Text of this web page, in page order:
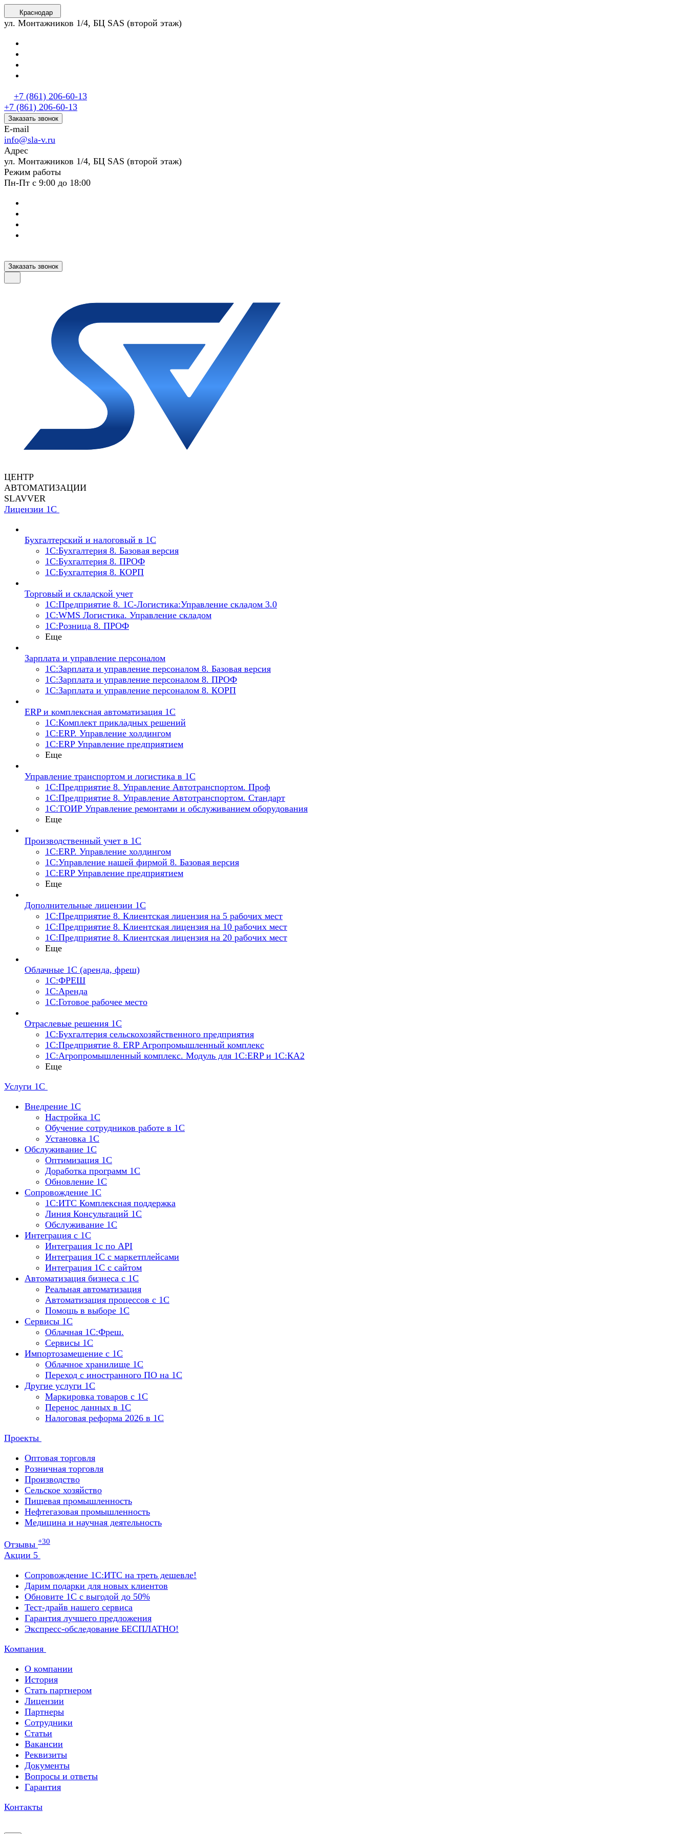
Краснодар
ул. Монтажников 1/4, БЦ SAS (второй этаж)
+7 (861) 206-60-13
+7 (861) 206-60-13
Заказать звонок
E-mail
info@sla-v.ru
Адрес
ул. Монтажников 1/4, БЦ SAS (второй этаж)
Режим работы
Пн-Пт с 9:00 до 18:00
Заказать звонок
ЦЕНТР
АВТОМАТИЗАЦИИ
SLAVVER
Лицензии 1С
Бухгалтерский и налоговый в 1С
1C:Бухгалтерия 8. Базовая версия
1C:Бухгалтерия 8. ПРОФ
1C:Бухгалтерия 8. КОРП
Торговый и складской учет
1С:Предприятие 8. 1С-Логистика:Управление складом 3.0
1С:WMS Логистика. Управление складом
1С:Розница 8. ПРОФ
Еще
Зарплата и управление персоналом
1С:Зарплата и управление персоналом 8. Базовая версия
1С:Зарплата и управление персоналом 8. ПРОФ
1С:Зарплата и управление персоналом 8. КОРП
ERP и комплексная автоматизация 1С
1С:Комплект прикладных решений
1С:ERP. Управление холдингом
1С:ERP Управление предприятием
Еще
Управление транспортом и логистика в 1С
1С:Предприятие 8. Управление Автотранспортом. Проф
1С:Предприятие 8. Управление Автотранспортом. Стандарт
1С:ТОИР Управление ремонтами и обслуживанием оборудования
Еще
Производственный учет в 1С
1С:ERP. Управление холдингом
1С:Управление нашей фирмой 8. Базовая версия
1С:ERP Управление предприятием
Еще
Дополнительные лицензии 1С
1С:Предприятие 8. Клиентская лицензия на 5 рабочих мест
1С:Предприятие 8. Клиентская лицензия на 10 рабочих мест
1С:Предприятие 8. Клиентская лицензия на 20 рабочих мест
Еще
Облачные 1С (аренда, фреш)
1С:ФРЕШ
1С:Аренда
1С:Готовое рабочее место
Отраслевые решения 1С
1С:Бухгалтерия сельскохозяйственного предприятия
1С:Предприятие 8. ERP Агропромышленный комплекс
1С:Агропромышленный комплекс. Модуль для 1С:ERP и 1С:КА2
Еще
Услуги 1С
Внедрение 1С
Настройка 1C
Обучение сотрудников работе в 1С
Установка 1C
Обслуживание 1С
Оптимизация 1С
Доработка программ 1С
Обновление 1С
Сопровождение 1С
1C:ИТС Комплексная поддержка
Линия Консультаций 1С
Обслуживание 1С
Интеграция с 1С
Интеграция 1с по API
Интеграция 1С с маркетплейсами
Интеграция 1С с сайтом
Автоматизация бизнеса с 1С
Реальная автоматизация
Автоматизация процессов с 1С
Помощь в выборе 1С
Сервисы 1С
Облачная 1С:Фреш.
Сервисы 1С
Импортозамещение с 1С
Облачное хранилище 1С
Переход с иностранного ПО на 1С
Другие услуги 1С
Маркировка товаров с 1С
Перенос данных в 1С
Налоговая реформа 2026 в 1С
Проекты
Оптовая торговля
Розничная торговля
Производство
Сельское хозяйство
Пищевая промышленность
Нефтегазовая промышленность
Медицина и научная деятельность
Отзывы +30
Акции 5
Сопровождение 1С:ИТС на треть дешевле!
Дарим подарки для новых клиентов
Обновите 1С с выгодой до 50%
Тест-драйв нашего сервиса
Гарантия лучшего предложения
Экспресс-обследование БЕСПЛАТНО!
Компания
О компании
История
Стать партнером
Лицензии
Партнеры
Сотрудники
Статьи
Вакансии
Реквизиты
Документы
Вопросы и ответы
Гарантия
Контакты